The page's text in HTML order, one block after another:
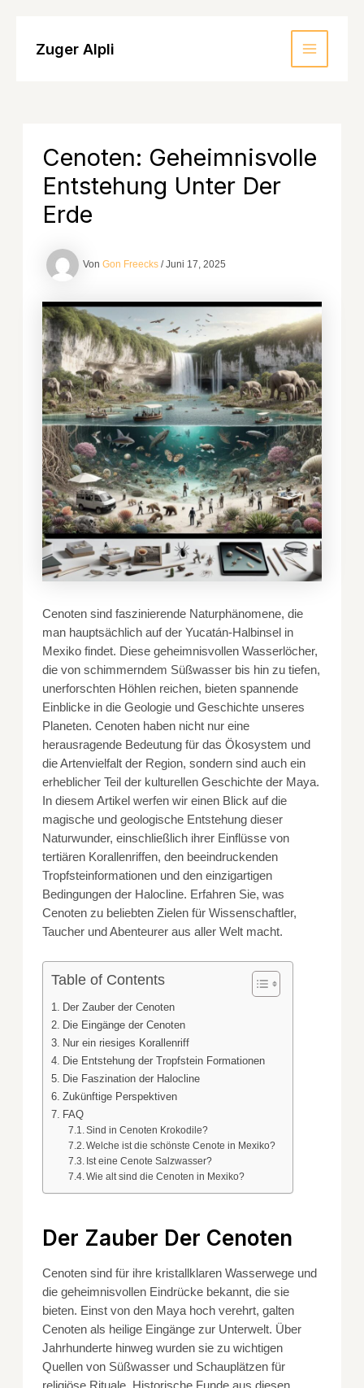
Inhalt
springen
Zuger Alpli
MAIN
Cenoten: Geheimnisvolle
Entstehung Unter Der
Erde
Von Gon Freecks /Juni 17, 2025
Cenoten sind faszinierende Naturphänomene, die
man hauptsächlich auf der Yucatán-Halbinsel in
Mexiko findet. Diese geheimnisvollen Wasserlöcher,
die von schimmerndem Süßwasser bis hin zu tiefen,
unerforschten Höhlen reichen, bieten spannende
Einblicke in die Geologie und Geschichte unseres
Planeten. Cenoten haben nicht nur eine
herausragende Bedeutung für das Ökosystem und
die Artenvielfalt der Region, sondern sind auch ein
erheblicher Teil der kulturellen Geschichte der Maya.
In diesem Artikel werfen wir einen Blick auf die
magische und geologische Entstehung dieser
Naturwunder, einschließlich ihrer Einflüsse von
tertiären Korallenriffen, den beeindruckenden
Tropfsteinformationen und den einzigartigen
Bedingungen der Halocline. Erfahren Sie, was
Cenoten zu beliebten Zielen für Wissenschaftler,
Taucher und Abenteurer aus aller Welt macht.
Table of Contents
Der Zauber der Cenoten
Die Eingänge der Cenoten
Nur ein riesiges Korallenriff
Die Entstehung der Tropfstein Formationen
Die Faszination der Halocline
Zukünftige Perspektiven
FAQ
Sind in Cenoten Krokodile?
Welche ist die schönste Cenote in Mexiko?
Ist eine Cenote Salzwasser?
Wie alt sind die Cenoten in Mexiko?
Der Zauber Der Cenoten
Cenoten sind für ihre kristallklaren Wasserwege und
die geheimnisvollen Eindrücke bekannt, die sie
bieten. Einst von den Maya hoch verehrt, galten
Cenoten als heilige Eingänge zur Unterwelt. Über
Jahrhunderte hinweg wurden sie zu wichtigen
Quellen von Süßwasser und Schauplätzen für